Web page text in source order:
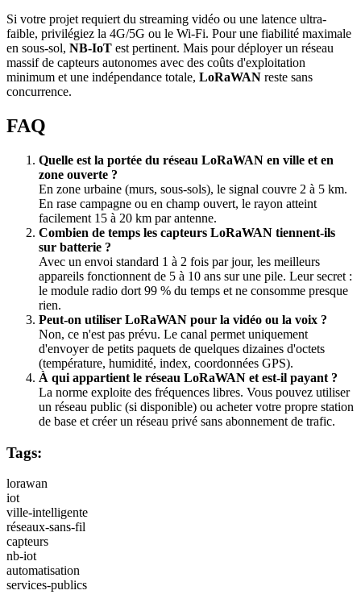
Si votre projet requiert du streaming vidéo ou une latence ultra-
faible, privilégiez la 4G/5G ou le Wi-Fi. Pour une fiabilité maximale
en sous-sol, NB-IoT est pertinent. Mais pour déployer un réseau
massif de capteurs autonomes avec des coûts d'exploitation
minimum et une indépendance totale, LoRaWAN reste sans
concurrence.
FAQ
Quelle est la portée du réseau LoRaWAN en ville et en
zone ouverte ?
En zone urbaine (murs, sous-sols), le signal couvre 2 à 5 km.
En rase campagne ou en champ ouvert, le rayon atteint
facilement 15 à 20 km par antenne.
Combien de temps les capteurs LoRaWAN tiennent-ils
sur batterie ?
Avec un envoi standard 1 à 2 fois par jour, les meilleurs
appareils fonctionnent de 5 à 10 ans sur une pile. Leur secret :
le module radio dort 99 % du temps et ne consomme presque
rien.
Peut-on utiliser LoRaWAN pour la vidéo ou la voix ?
Non, ce n'est pas prévu. Le canal permet uniquement
d'envoyer de petits paquets de quelques dizaines d'octets
(température, humidité, index, coordonnées GPS).
À qui appartient le réseau LoRaWAN et est-il payant ?
La norme exploite des fréquences libres. Vous pouvez utiliser
un réseau public (si disponible) ou acheter votre propre station
de base et créer un réseau privé sans abonnement de trafic.
Tags:
lorawan
iot
ville-intelligente
réseaux-sans-fil
capteurs
nb-iot
automatisation
services-publics